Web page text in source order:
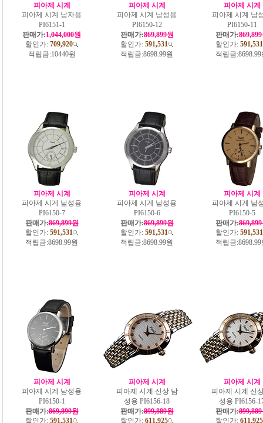
피아제 시계
피아제 시계 남자용
PI6151-1
판매가:1,044,000원
할인가: 709,920
적립금:10440원
피아제 시계
피아제 시계 남성용
PI6150-12
판매가:869,899원
할인가: 591,531
적립금:8698.99원
피아제 시계
피아제 시계 남
PI6150-11
판매가:
할인가: 591,531
적립금:
피아제 시계
피아제 시계 남성용
PI6150-7
판매가:869,899원
할인가: 591,531
적립금:8698.99원
피아제 시계
피아제 시계 남성용
PI6150-6
판매가:869,899원
할인가: 591,531
적립금:8698.99원
피아제 시계
피아제 시계 남
PI6150-5
판매가:
할인가: 591,531
적립금:
피아제 시계
피아제 시계 남성용
PI6150-1
판매가:869,899원
할인가: 591,531
피아제 시계
피아제 시계 신상 남
성용 PI6156-18
판매가:899,889원
할인가: 611,925
피아제 시계
피아제 시계 신
성용 PI6156-
판매가:
할인가: 611,925